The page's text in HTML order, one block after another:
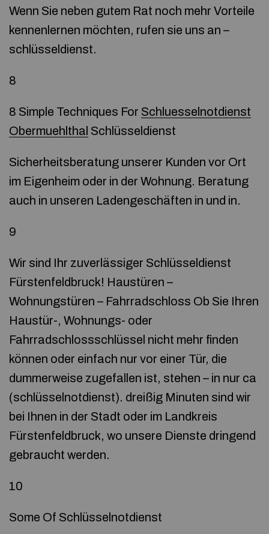
Wenn Sie neben gutem Rat noch mehr Vorteile
kennenlernen möchten, rufen sie uns an –
schlüsseldienst.
8
8 Simple Techniques For Schluesselnotdienst
Obermuehlthal Schlüsseldienst
Sicherheitsberatung unserer Kunden vor Ort
im Eigenheim oder in der Wohnung. Beratung
auch in unseren Ladengeschäften in und in.
9
Wir sind Ihr zuverlässiger Schlüsseldienst
Fürstenfeldbruck! Haustüren –
Wohnungstüren – Fahrradschloss Ob Sie Ihren
Haustür-, Wohnungs- oder
Fahrradschlossschlüssel nicht mehr finden
können oder einfach nur vor einer Tür, die
dummerweise zugefallen ist, stehen – in nur ca
(schlüsselnotdienst). dreißig Minuten sind wir
bei Ihnen in der Stadt oder im Landkreis
Fürstenfeldbruck, wo unsere Dienste dringend
gebraucht werden.
10
Some Of Schlüsselnotdienst